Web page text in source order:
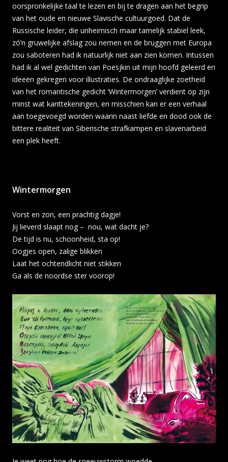
oorspronkelijke taal te lezen en bij te dragen aan het begrip
van het oude en nieuwe Slavische cultuurgoed. Dat de
Russische leider, die unheimisch maar tamelijk stabiel leek,
zó’n gruwelijke afslag zou nemen en de bruggen met Europa
zou saboteren had ik natuurlijk niet aan zien komen. Intussen
had ik al wel gedichten van Poesjkin uit mijn hoofd geleerd en
ideeën gekregen voor illustraties. De ondraaglijke zoetheid
van het romantische gedicht ‘Wintermorgen’ verdient op zijn
minst wat kanttekeningen, en misschien kan er een verhaal
aan toegevoegd worden waarin naast liefde en dood ook de
bittere realiteit van Siberische strafkampen en slavenarbeid
een plek heeft.
Wintermorgen
Vorst en zon, een prachtig dagje!
Jij lieverd slaapt nog – nou, wat dacht je?
De tijd is nu, schoonheid, sta op!
Oogjes open, zalige blikken
Laat het ochtendlicht niet stikken
Ga als de noordse ster voorop!